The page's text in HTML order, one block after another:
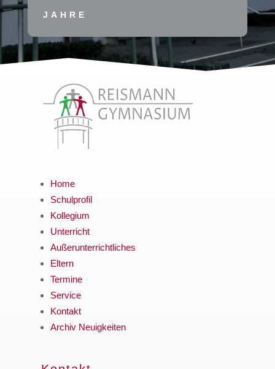
JAHRE
Home
Schulprofil
Kollegium
Unterricht
Außerunterrichtliches
Eltern
Termine
Service
Kontakt
Archiv Neuigkeiten